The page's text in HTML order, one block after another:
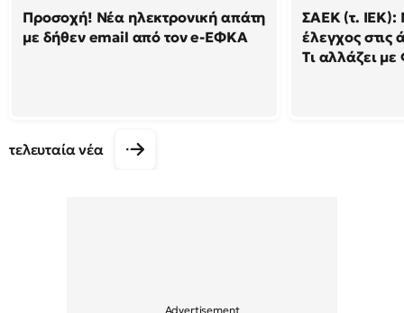
Προσοχή! Νέα ηλεκτρονική απάτη
με δήθεν email από τον e-ΕΦΚΑ
ΣΑΕΚ (τ. ΙΕΚ):
έλεγχος στις
Τι αλλάζει
τελευταία νέα